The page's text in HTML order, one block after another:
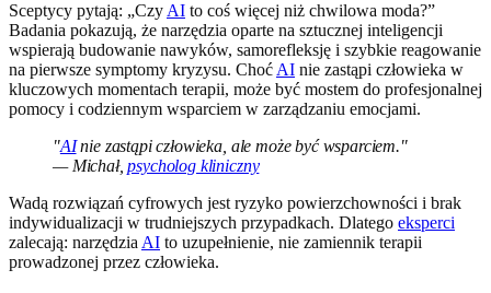
Sceptycy pytają: „CzyAI to coś więcej niż chwilowa moda?”
Badania pokazują, że narzędzia oparte na sztucznej inteligencji
wspierają budowanie nawyków, samorefleksję i szybkie reagowanie
na pierwsze symptomy kryzysu. ChoćAI nie zastąpi człowieka w
kluczowych momentach terapii, może być mostem do profesjonalnej
pomocy i codziennym wsparciem w zarządzaniu emocjami.
"AInie zastąpi człowieka, ale może być wsparciem."
— Michał,psycholog kliniczny
Wadą rozwiązań cyfrowych jest ryzyko powierzchowności i brak
indywidualizacji w trudniejszych przypadkach. Dlatego eksperci
zalecają: narzędziaAI to uzupełnienie, nie zamiennik terapii
prowadzonej przez człowieka.